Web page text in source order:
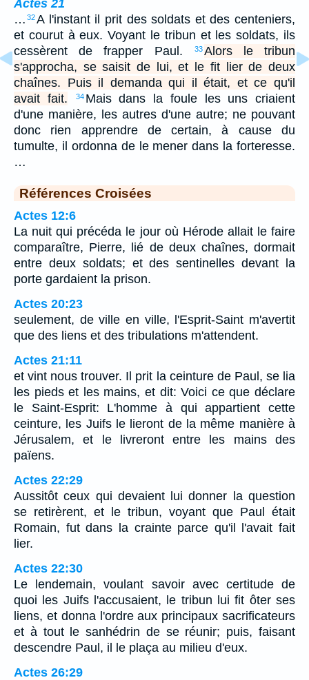
Actes 21
… 32A l'instant il prit des soldats et des centeniers,
et courut à eux. Voyant le tribun et les soldats, ils
cessèrent de frapper Paul.
33Alors le tribun
s'approcha, se saisit de lui, et le fit lier de deux
chaînes. Puis il demanda qui il était, et ce qu'il
avait fait.
34 Mais dans la foule les uns criaient
d'une manière, les autres d'une autre; ne pouvant
donc rien apprendre de certain, à cause du
tumulte, il ordonna de le mener dans la forteresse.
…
Références Croisées
Actes 12:6
La nuit qui précéda le jour où Hérode allait le faire
comparaître, Pierre, lié de deux chaînes, dormait
entre deux soldats; et des sentinelles devant la
porte gardaient la prison.
Actes 20:23
seulement, de ville en ville, l'Esprit-Saint m'avertit
que des liens et des tribulations m'attendent.
Actes 21:11
et vint nous trouver. Il prit la ceinture de Paul, se lia
les pieds et les mains, et dit: Voici ce que déclare
le Saint-Esprit: L'homme à qui appartient cette
ceinture, les Juifs le lieront de la même manière à
Jérusalem, et le livreront entre les mains des
païens.
Actes 22:29
Aussitôt ceux qui devaient lui donner la question
se retirèrent, et le tribun, voyant que Paul était
Romain, fut dans la crainte parce qu'il l'avait fait
lier.
Actes 22:30
Le lendemain, voulant savoir avec certitude de
quoi les Juifs l'accusaient, le tribun lui fit ôter ses
liens, et donna l'ordre aux principaux sacrificateurs
et à tout le sanhédrin de se réunir; puis, faisant
descendre Paul, il le plaça au milieu d'eux.
Actes 26:29